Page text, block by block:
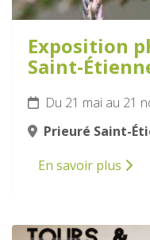
Exposition
Saint-
Du 21 mai au 21
Prieuré Saint-
En savoir plus